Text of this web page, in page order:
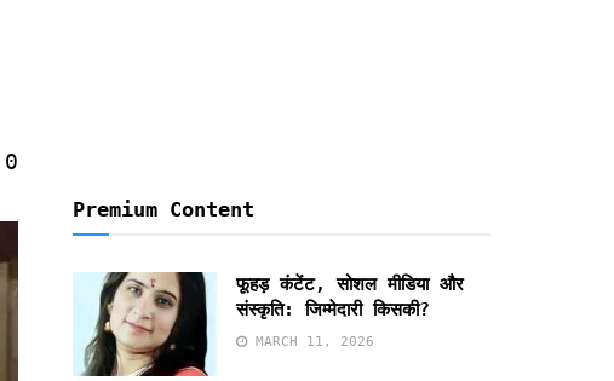
0
Premium Content
फूहड़ कंटेंट, सोशल मीडिया और
संस्कृति: जिम्मेदारी किसकी?
MARCH 11, 2026